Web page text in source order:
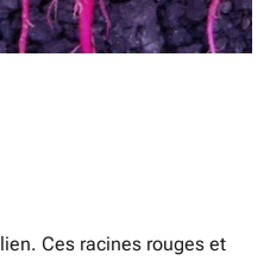
Ces racines rouges et